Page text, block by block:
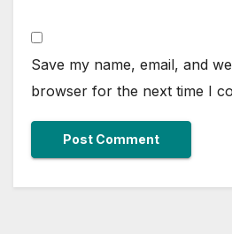
Save my name, email, and
browser for the next time I